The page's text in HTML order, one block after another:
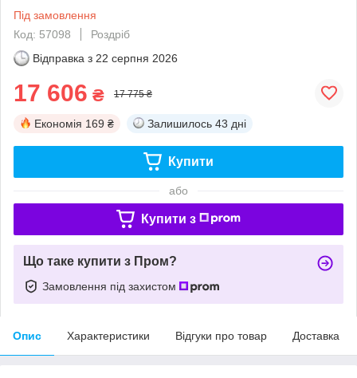
Під замовлення
Код: 57098
Роздріб
Відправка з 22 серпня 2026
17 606 ₴ 17 775 ₴
Економія 169 ₴ Залишилось 43 дні
Купити
або
Купити з
Що таке купити з Пром?
Замовлення під захистом
Опис Характеристики Відгуки про товар Доставка